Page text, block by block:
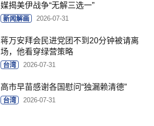
媒揭美伊战争“无解三选一”
新闻解画 2026-07-31
蒋万安拜会民进党团不到20分钟被请离
场，他看穿绿营策略
台湾 2026-07-31
高市早苗感谢各国慰问“独漏赖清德”
台湾 2026-07-31